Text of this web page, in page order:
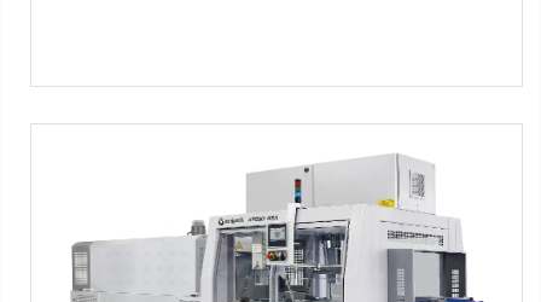
XP650 ASX
n-line infeed automatic overlap shrink wrapper
Máquinas SMIPACK:Serie XP